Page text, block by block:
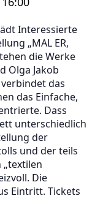
Interessierte
„MAL ER,
die Werke
Olga Jakob
das
das Einfache,
Dass
unterschiedlich
der
und der teils
Die
Eintritt. Tickets